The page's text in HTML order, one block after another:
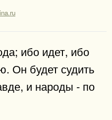
ибо идет, ибо
Он будет судить
и народы - по